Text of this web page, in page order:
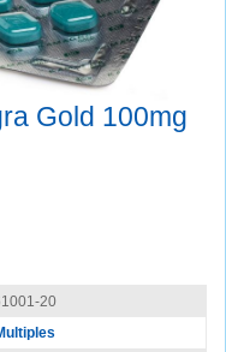
Gold 100mg
20